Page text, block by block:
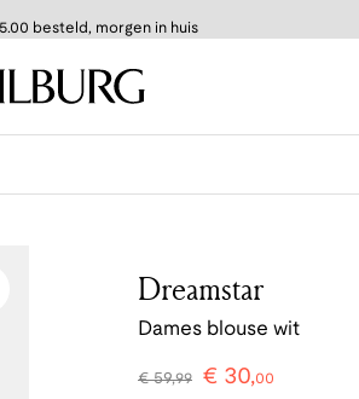
besteld, morgen in huis
Dreamstar
Dames blouse wit
€59,99 € 30,00